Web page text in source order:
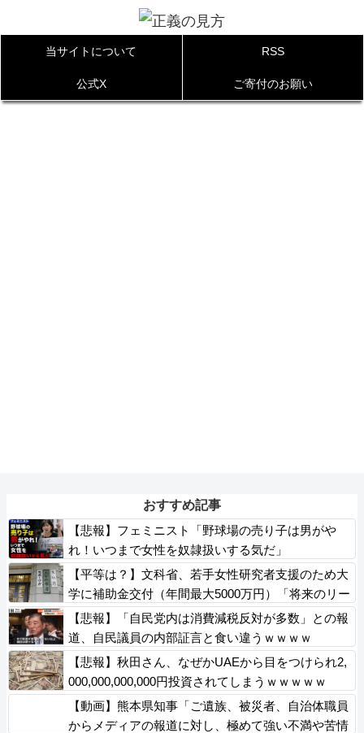
当サイトについて RSS
公式X ご寄付のお願い
おすすめ記事
【悲報】フェミニスト「野球場の売り子は男がや
れ！いつまで女性を奴隷扱いする気だ」
【平等は？】文科省、若手女性研究者支援のため大
学に補助金交付（年間最大5000万円）「将来のリー
ダーとして活躍する（女性の）人材を輩出したい」
【悲報】「自民党内は消費減税反対が多数」との報
道、自民議員の内部証言と食い違うｗｗｗｗ
【悲報】秋田さん、なぜかUAEから目をつけられ2,
000,000,000,000円投資されてしまうｗｗｗｗｗ
【動画】熊本県知事「ご遺族、被災者、自治体職員
からメディアの報道に対し、極めて強い不満や苦情